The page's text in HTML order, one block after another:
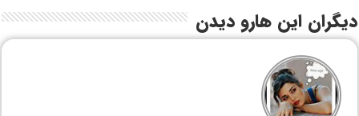
دیگران این هارو دیدن